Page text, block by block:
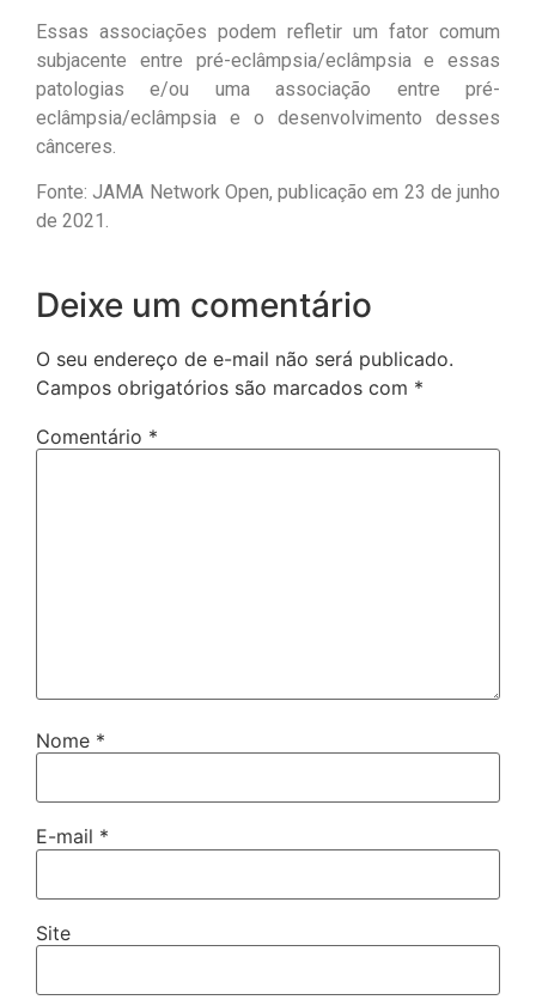
Essas associações podem refletir um fator comum
subjacente entre pré-eclâmpsia/eclâmpsia e essas
patologias e/ou uma associação entre pré-
eclâmpsia/eclâmpsia e o desenvolvimento desses
cânceres.
Fonte: JAMA Network Open, publicação em 23 de junho
de 2021.
Deixe um comentário
O seu endereço de e-mail não será publicado.
Campos obrigatórios são marcados com *
Comentário *
Nome *
E-mail *
Site